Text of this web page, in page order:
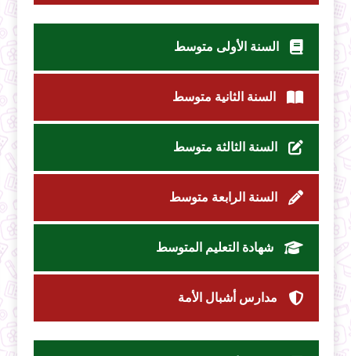
السنة الأولى متوسط
السنة الثانية متوسط
السنة الثالثة متوسط
السنة الرابعة متوسط
شهادة التعليم المتوسط
مدارس أشبال الأمة